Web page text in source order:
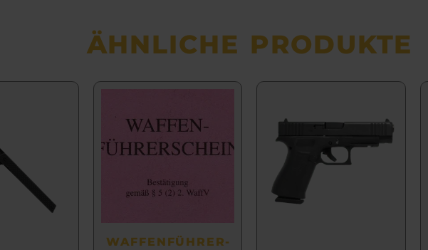
ÄHNLICHE PRODUKTE
WAFFEN­FÜHRER­
Ursprünglicher
€ 765,00
€ 699,99.